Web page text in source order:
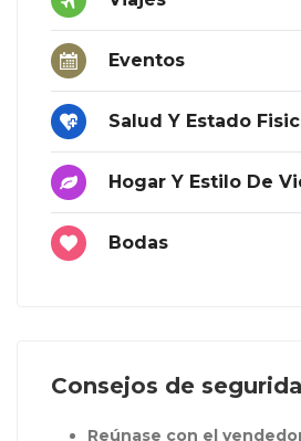
Eventos
Salud Y Estado
Hogar Y Estilo De
Bodas
Consejos de
Reúnase con el